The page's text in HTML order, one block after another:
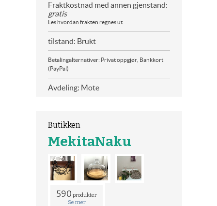
Fraktkostnad med annen gjenstand:
gratis
Les hvordan frakten regnes ut
tilstand: Brukt
Betalingalternativer: Privat oppgjør, Bankkort
(PayPal)
Avdeling: Mote
Butikken
MekitaNaku
590 produkter
Se mer